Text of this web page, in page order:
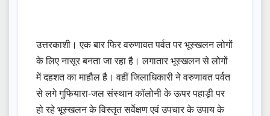
उत्तरकाशी। एक बार फिर वरुणावत पर्वत पर भूस्खलन लोगों
के लिए नासूर बनता जा रहा है। लगातार भूस्खलन से लोगों
में दहशत का माहौल है। वहीं जिलाधिकारी ने वरुणावत पर्वत
से लगे गुफियारा-जल संस्थान कॉलोनी के ऊपर पहाड़ी पर
हो रहे भूस्खलन के विस्तृत सर्वेक्षण एवं उपचार के उपाय के